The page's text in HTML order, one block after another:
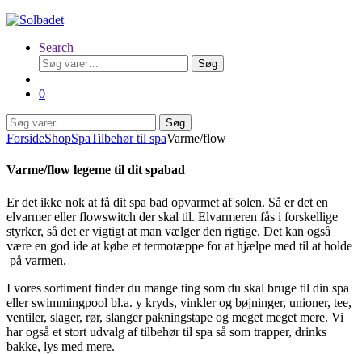
Search
Søg
efter:
Søg
0
Søg
efter:
Søg
ForsideShopSpaTilbehør til spaVarme/flow
Varme/flow legeme til dit spabad
Er det ikke nok at få dit spa bad opvarmet af solen. Så er det en
elvarmer eller flowswitch der skal til. Elvarmeren fås i forskellige
styrker, så det er vigtigt at man vælger den rigtige. Det kan også
være en god ide at købe et termotæppe for at hjælpe med til at holde
på varmen.
I vores sortiment finder du mange ting som du skal bruge til din spa
eller swimmingpool bl.a. y kryds, vinkler og bøjninger, unioner, tee,
ventiler, slager, rør, slanger pakningstape og meget meget mere. Vi
har også et stort udvalg af tilbehør til spa så som trapper, drinks
bakke, lys med mere.